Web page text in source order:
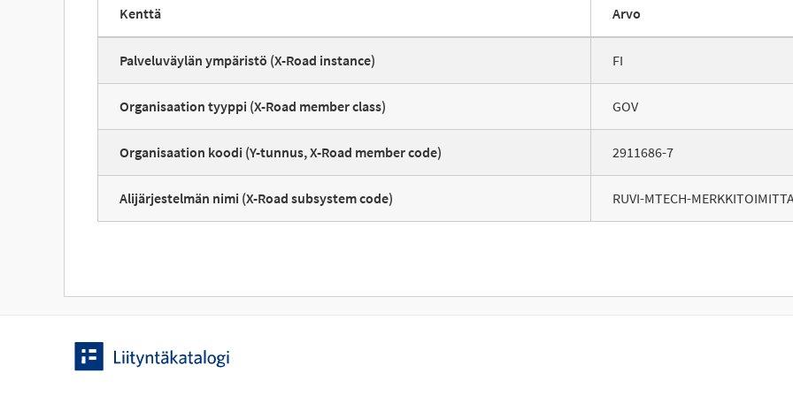
Kenttä Arvo
Palveluväylän ympäristö (X-Road instance) FI
Organisaation tyyppi (X-Road member class) GOV
Organisaation koodi (Y-tunnus, X-Road member code) 2911686-7
Alijärjestelmän nimi (X-Road subsystem code) RUVI-MTECH-